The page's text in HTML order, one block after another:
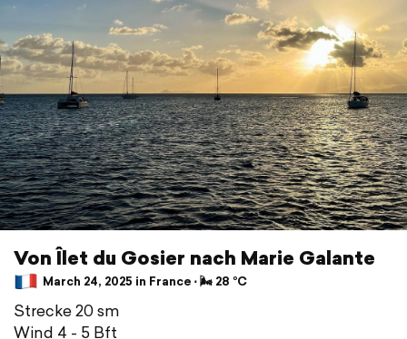
Von Îlet du Gosier nach Marie Galante
March 24, 2025 in France ⋅ 🌬 28 °C
Strecke 20 sm
Wind 4 - 5 Bft